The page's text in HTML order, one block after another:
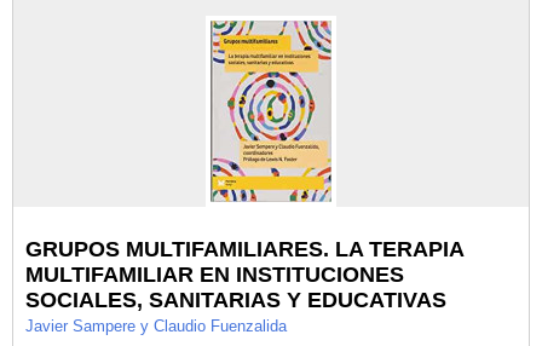
GRUPOS MULTIFAMILIARES. LA TERAPIA
MULTIFAMILIAR EN INSTITUCIONES
SOCIALES, SANITARIAS Y EDUCATIVAS
Javier Sampere y Claudio Fuenzalida